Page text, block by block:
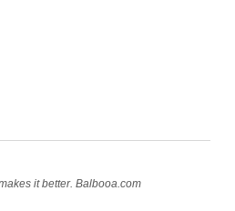
it better. Balbooa.com